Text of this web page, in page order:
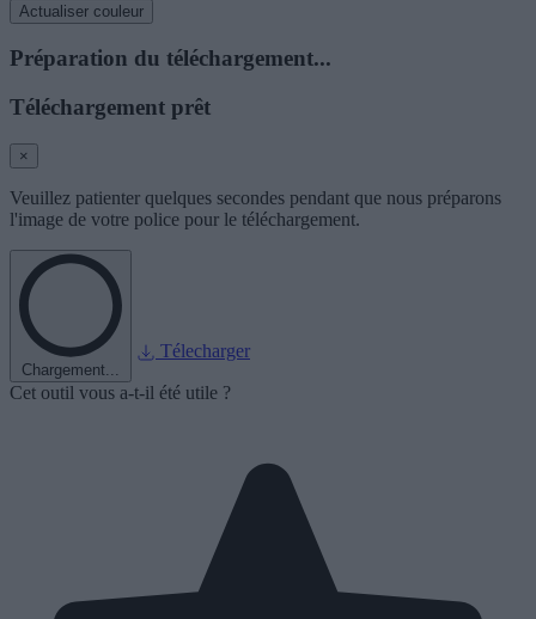
Actualiser couleur
Préparation du téléchargement...
Téléchargement prêt
×
Veuillez patienter quelques secondes pendant que nous préparons
l'image de votre police pour le téléchargement.
Chargement...
Télecharger
Cet outil vous a-t-il été utile ?